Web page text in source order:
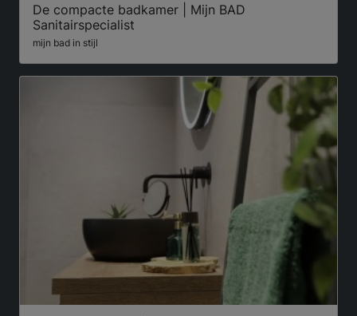
De compacte badkamer | Mijn BAD
Sanitairspecialist
mijn bad in stijl